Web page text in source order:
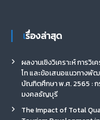
เรื่องล่าสุด
ผลงานเชิงวิเคราะห์ การ
โท และข้อเสนอแนวทางพั
บัณฑิตศึกษา พ.ศ. 2565 : ก
มงคลธัญบุรี
The Impact of Total